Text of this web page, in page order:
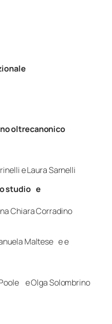
oltrecanonico
e Laura Sarnelli
studio e
Chiara Corradino
Maltese e e
e Olga Solombrino